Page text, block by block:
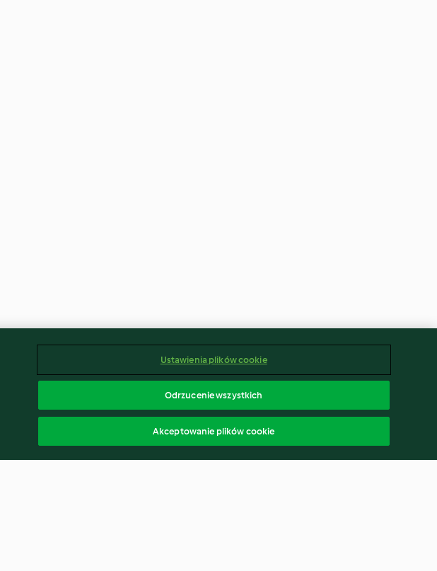
Ustawienia plików cookie
Odrzucenie wszystkich
Akceptowanie plików cookie